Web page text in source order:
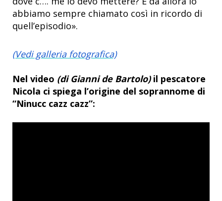
abbiamo sempre chiamato così in ricordo di
quell’episodio».
(Vedi galleria fotografica)
Nel video (di Gianni de Bartolo)il pescatore
Nicola ci spiega l’origine del soprannome di
“Ninucc cazz cazz”: